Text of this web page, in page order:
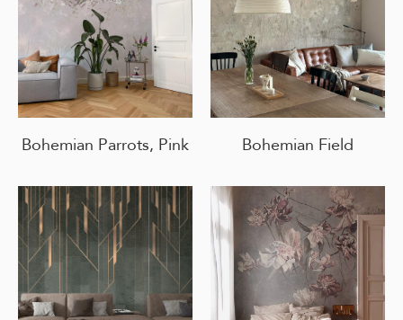
Bohemian Parrots, Pink Bohemian Field